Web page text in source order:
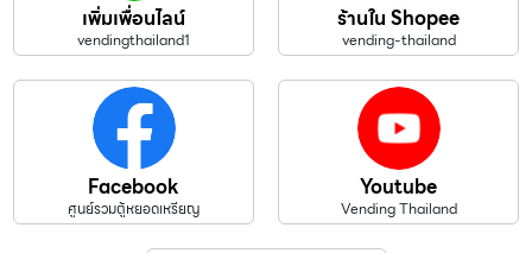
เพิ่มเพื่อนไลน์
vendingthailand1
ร้านใน Shopee
vending-thailand
Facebook
ศูนย์รวมตู้หยอดเหรียญ
Youtube
Vending Thailand